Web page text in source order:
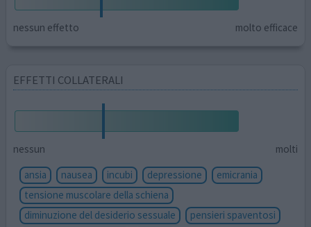
nessun effetto molto efficace
EFFETTI COLLATERALI
nessun
molti
ansia
nausea incubi depressione
emicrania
tensione muscolare della schiena
diminuzione del desiderio sessuale
pensieri spaventosi